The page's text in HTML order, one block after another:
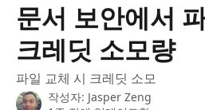
문서 보안에서
크레딧 소모량
파일 교체 시 크레딧 소모
작성자: Jasper Zeng